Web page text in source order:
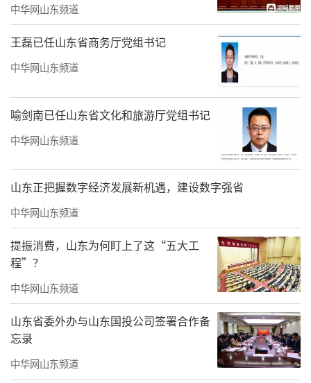
德国选手Werner Bache手里那只色彩斑斓
的风筝格外引人注目，上面的图案是他妻子班
上的孩子们画的。Werner Bache告诉记者，德
国市场上很多风筝都来自潍坊。一只风筝从潍
坊飞到德国，又从德国载着童画飞回潍坊，来
来往往之间，跨越大洲的情谊就这样织得越来
风筝牵线，文化传情。潍坊的风筝技艺在
一代代传承人手中愈发精湛，越飞越远。国家
级非遗代表性传承人杨红卫记得很清楚，2014
年去埃及做文化交流，她当场点起蜡烛烤竹
子，拿刀片劈竹条，周围一下子就围满了
人。“有位工程师特别好奇，一个劲儿问我怎
么做出来的。后来他说，一定要到中国看
看。”杨红卫笑着说，“我们的工艺，就是潍
坊风筝最大的魅力。国外很多是软体风筝，真
中华网山东频道
王磊已任山东省商务厅党组书记
中华网山东频道
喻剑南已任山东省文化和旅游厅党组书记
中华网山东频道
山东正把握数字经济发展新机遇，建设数字强省
中华网山东频道
提振消费，山东为何盯上了这“五大工
程”？
中华网山东频道
山东省委外办与山东国投公司签署合作备
忘录
中华网山东频道